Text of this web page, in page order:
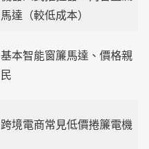
馬達（較低成本）
基本智能窗簾馬達、價格親
民
跨境電商常見低價捲簾電機